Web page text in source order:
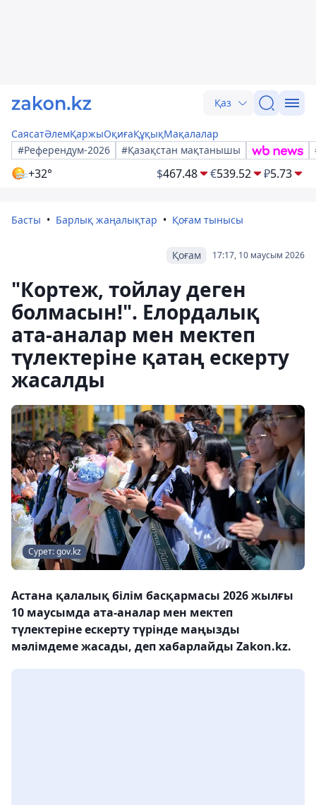
Қаз
СаясатӘлемҚаржыОқиғаҚұқықМақалалар
#Референдум-2026
#Қазақстан мақтанышы
+32° $467.48 €539.52 ₽5.73
Басты Барлық жаңалықтар Қоғам тынысы
17:17, 10 маусым 2026
Қоғам
"Кортеж, тойлау деген
болмасын!". Елордалық
ата-аналар мен мектеп
түлектеріне қатаң ескерту
жасалды
Сурет: gov.kz
Астана қалалық білім басқармасы 2026 жылғы
10 маусымда ата-аналар мен мектеп
түлектеріне ескерту түрінде маңызды
мәлімдеме жасады, деп хабарлайды Zakon.kz.